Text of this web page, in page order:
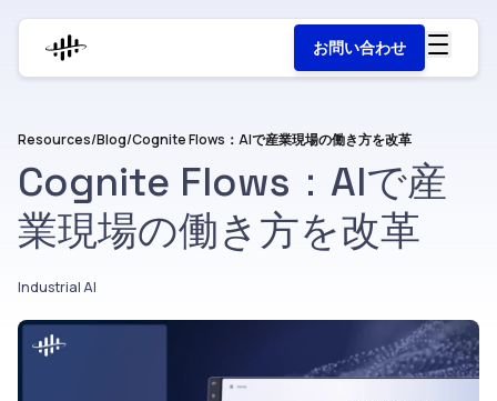
お問い合わせ
Resources/Blog/Cognite Flows：AIで産業現場の働き方を改革
Cognite Flows：AIで産
業現場の働き方を改革
Industrial AI